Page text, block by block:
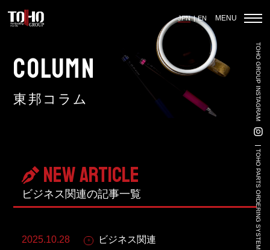
JPN EN MENU
中古車販売事業
3PL事業
TOHO GROUP INSTAGRAM
TOHO PARTS ORDERING SYSTEM
COLUMN
東邦コラム
NEW ARTICLE
ビジネス関連の記事一覧
2025.10.28 ビジネス関連